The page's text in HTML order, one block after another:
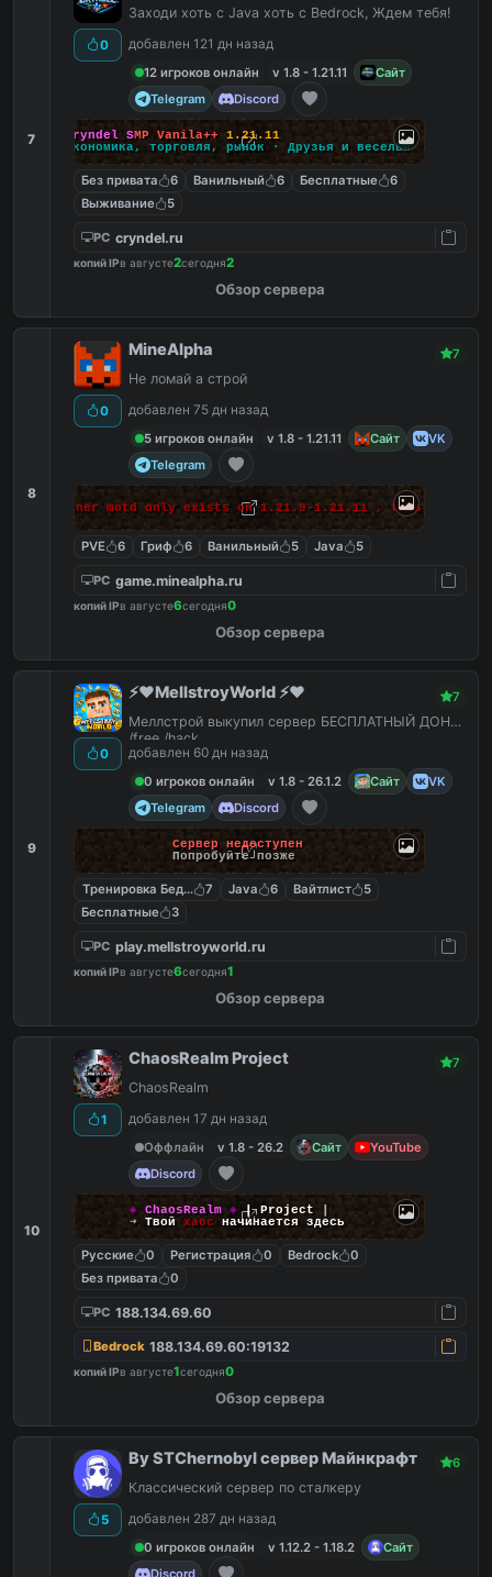
7
0
Заходи хоть с Java хоть с Bedrock, Ждем тебя!
добавлен 121 дн назад
12 игроков онлайн
v 1.8 - 1.21.11
Сайт
Telegram
Discord
ryndel SMP Vanila++ 1.21. 11
кономика, торговля, рынок · Друзья и веселья
Без привата 6 Ванильный 6 Бесплатные
6
Выживание
5
PC cryndel.ru
копий IPв августе2сегодня2
Обзор сервера
8
0
MineAlpha 7
Не ломай а строй
добавлен 75 дн назад
5 игроков онлайн
v 1.8 - 1.21.11 Сайт
VK
Telegram
banner motd only exists on 1.21.9-1.21.11 , this
PVE 6 Гриф 6 Ванильный 5 Java 5
PC game.minealpha.ru
копий IPв августе6сегодня0
Обзор сервера
9
0
⚡️❤️MellstroyWorld ⚡️❤️ 7
Меллстрой выкупил сервер БЕСПЛАТНЫЙ ДОНАТ
/free /hack
добавлен 60 дн назад
0 игроков онлайн
v 1.8 - 26.1.2 Сайт
VK
Telegram
Discord
Сервер недоступен
Попробуйте позже
Тренировка Бед Варс
7 Java 6 Вайтлист
5
Бесплатные
3
PC play.mellstroyworld.ru
копий IPв августе6сегодня1
Обзор сервера
10
1
ChaosRealm Project 7
ChaosRealm
добавлен 17 дн назад
Оффлайн
v 1.8 - 26.2 Сайт
YouTube
Discord
◈ ChaosRealm ◈┃ Project
➜ Твой хаос начинается здесь
Русские 0 Регистрация 0 Bedrock
0
Без привата
0
PC 188.134.69.60
Bedrock 188.134.69.60:19132
копий IPв августе1сегодня0
Обзор сервера
5
By STChernobyl сервер Майнкрафт 6
Классический сервер по сталкеру
добавлен 287 дн назад
0 игроков онлайн
v 1.12.2 - 1.18.2
Сайт
Discord